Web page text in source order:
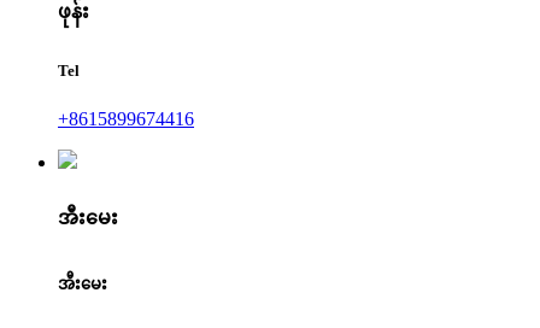
ဖုန်း
Tel
+8615899674416
အီးမေး
အီးမေး